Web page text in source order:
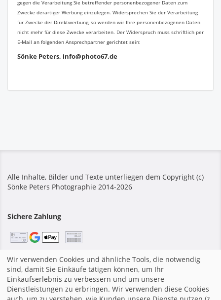
gegen die Verarbeitung Sie betreffender personenbezogener Daten zum
Zwecke derartiger Werbung einzulegen. Widersprechen Sie der Verarbeitung
für Zwecke der Direktwerbung, so werden wir Ihre personenbezogenen Daten
nicht mehr für diese Zwecke verarbeiten. Der Widerspruch muss schriftlich per
E-Mail an folgenden Ansprechpartner gerichtet sein:
Sönke Peters, info@photo67.de
Alle Inhalte, Bilder und Texte unterliegen dem Copyright (c)
Sönke Peters Photographie 2014-2026
Sichere Zahlung
Startseite|Impressum |Allgemeine Geschäftsbedingungen
|Datenschutzerklärung|Shopsystem von fotograf.de
Wir verwenden Cookies und ähnliche Tools, die notwendig
sind, damit Sie Einkäufe tätigen können, um Ihr
Einkaufserlebnis zu verbessern und um unsere
Dienstleistungen zu erbringen. Wir verwenden diese Cookies